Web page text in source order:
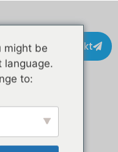
Kontakt
might be
language.
to: